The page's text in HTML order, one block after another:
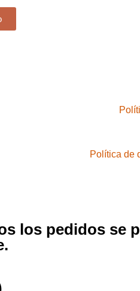
Política de
los pedidos se